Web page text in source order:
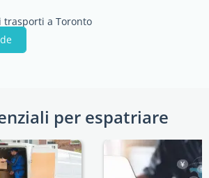
trasporti a Toronto
per espatriare